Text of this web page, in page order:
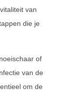
van
die je
of
van de
om de